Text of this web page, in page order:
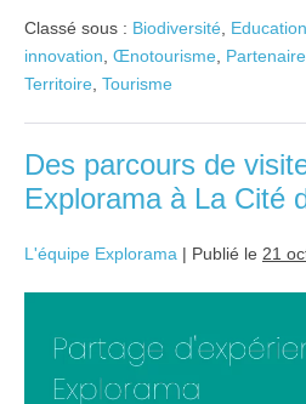
Classé sous : Biodiversité Education
innovation Œnotourisme Partenaire
Territoire Tourisme
Des parcours de
Explorama à La Cité
L'équipe Explorama | Publié le 21